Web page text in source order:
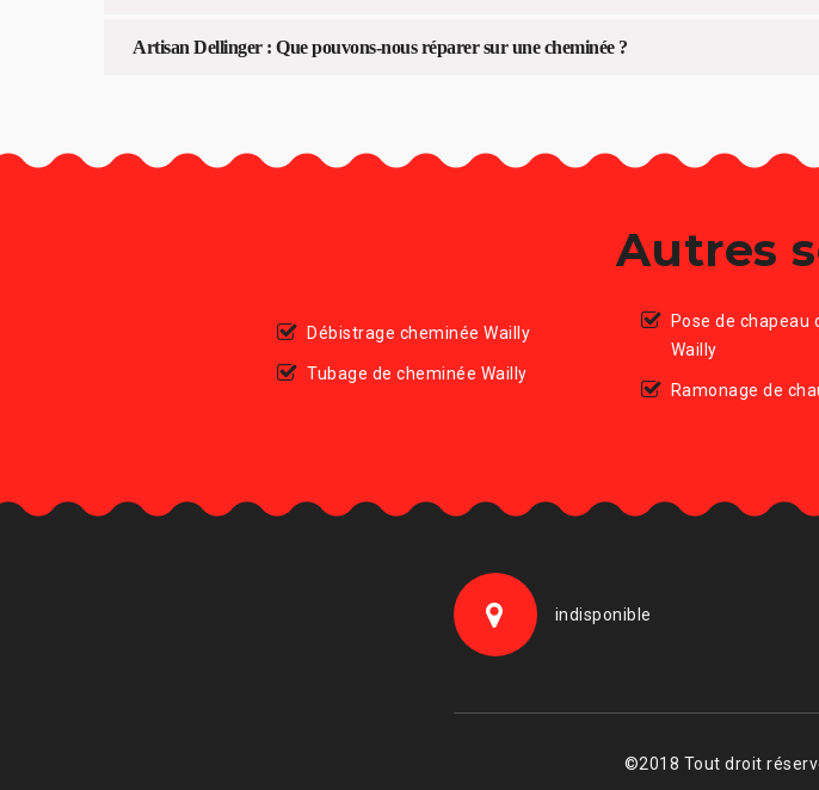
Artisan Dellinger : Que pouvons-nous réparer sur une cheminée ?
Autres
Débistrage cheminée Wailly
Tubage de cheminée Wailly
Pose de chapeau
Wailly
Ramonage de
indisponible
©2018 Tout droit